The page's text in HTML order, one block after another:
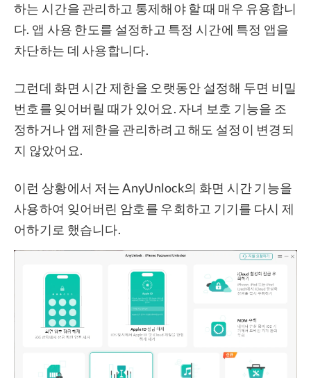
하는 시간을 관리하고 통제해야 할 때 매우 유용합니
다. 앱 사용 한도를 설정하고 특정 시간에 특정 앱을
차단하는 데 사용합니다.
그런데 화면 시간 제한을 오랫동안 설정해 두면 비밀
번호를 잊어버릴 때가 있어요. 자녀 보호 기능을 조
정하거나 앱 제한을 관리하려고 해도 설정이 변경되
지 않았어요.
이런 상황에서 저는 AnyUnlock의 화면 시간 기능을
사용하여 잊어버린 암호를 우회하고 기기를 다시 제
어하기로 했습니다.